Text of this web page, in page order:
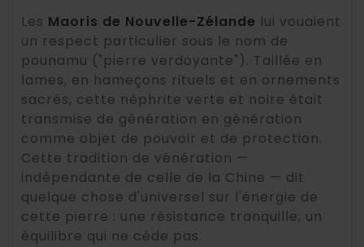
Les Maoris de Nouvelle-Zélande lui vouaient
un respect particulier sous le nom de
pounamu ("pierre verdoyante"). Taillée en
lames, en hameçons rituels et en ornements
sacrés, cette néphrite verte et noire était
transmise de génération en génération
comme objet de pouvoir et de protection.
Cette tradition de vénération —
indépendante de celle de la Chine — dit
quelque chose d'universel sur l'énergie de
cette pierre : une résistance tranquille, un
équilibre qui ne cède pas.